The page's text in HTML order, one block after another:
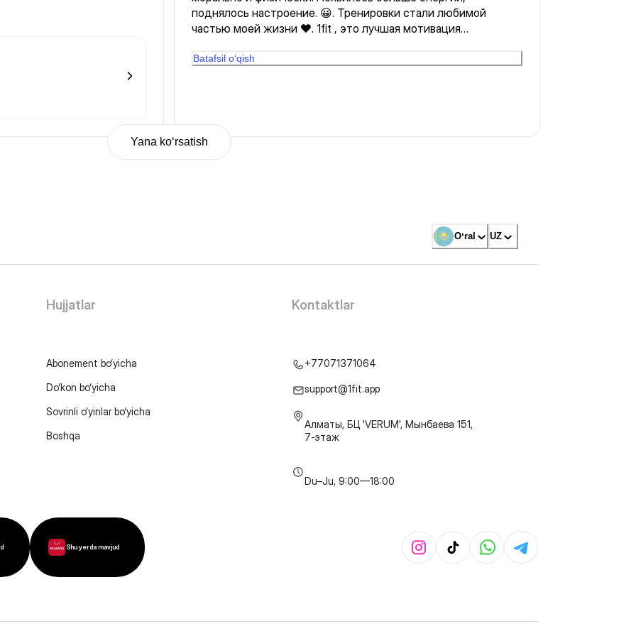
поднялось настроение. 😀. Тренировки стали любимой
частью моей жизни ❤️. 1fit , это лучшая мотивация
Batafsil o‘qish
Yana ko‘rsatish
Oʻral UZ
Hujjatlar
Abonement bo‘yicha
Do‘kon bo‘yicha
Sovrinli o‘yinlar bo‘yicha
Boshqa
Kontaktlar
+77071371064
support@1fit.app
Алматы, БЦ 'VERUM', Мынбаева 151,
7-этаж
Du–Ju, 9:00—18:00
Shu yerda mavjud